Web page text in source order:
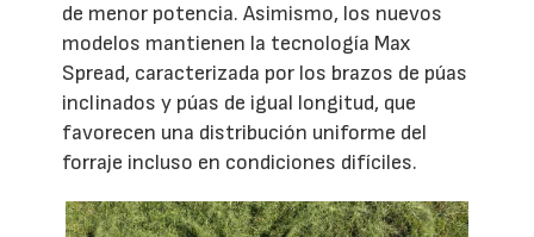
de menor potencia. Asimismo, los nuevos
modelos mantienen la tecnología Max
Spread, caracterizada por los brazos de púas
inclinados y púas de igual longitud, que
favorecen una distribución uniforme del
forraje incluso en condiciones difíciles.